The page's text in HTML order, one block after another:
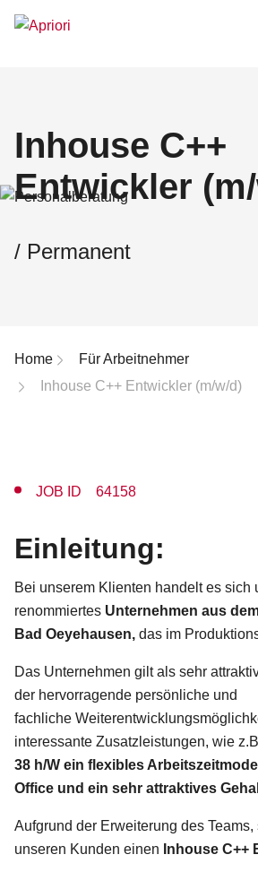
Inhouse C++
Entwickler
/ Permanent
Breadcrumb-Navigation
Home
Für Arbeitnehmer
Inhouse C++ Entwickler (m/w/d)
JOB ID 64158
Einleitung:
Bei unserem Klienten handelt es sich
renommiertes Unternehmen aus
Bad Oeyehausen, das im
Das Unternehmen gilt als sehr
der hervorragende persönliche und
fachliche
interessante Zusatzleistungen, wie
38 h/W ein flexibles
Office und ein sehr attraktives
Aufgrund der Erweiterung des
unseren Kunden einen Inhouse C++